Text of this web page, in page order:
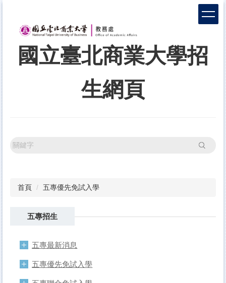
國立臺北商業大學招
生網頁
搜尋
首頁 五專優先免試入學
五專招生
五專最新消息
五專優先免試入學